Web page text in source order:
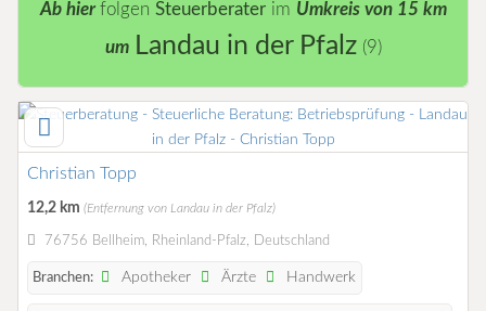
Ab hierfolgen Steuerberaterim Umkreis von 15 km
um Landau in der Pfalz (9)
Christian Topp
12,2 km (Entfernung von Landau in der Pfalz)
76756 Bellheim, Rheinland-Pfalz, Deutschland
Branchen: Apotheker Ärzte Handwerk